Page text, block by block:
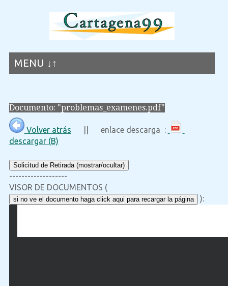
MENU ↓↑
Documento: "problemas_examenes.pdf"
Volver atrás || enlace descarga :
descargar (B)
Solicitud de Retirada (mostrar/ocultar)
-------------------
VISOR DE DOCUMENTOS (
si no ve el documento haga click aqui para recargar la página ):